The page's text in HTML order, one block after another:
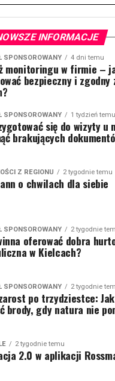
INFORMACJE
SPONSOROWANY 4 dni temu
monitoringu w firmie –
bezpieczny i zgodny
SPONSOROWANY 1 tydzień temu
się do wizyty u
brakujących
Z REGIONU 2 tygodnie temu
o chwilach dla siebie
SPONSOROWANY 2 tygodnie
oferować dobra
w Kielcach?
SPONSOROWANY 2 tygodnie
po trzydziestce:
brody, gdy natura nie
2 tygodnie temu
2.0 w aplikacji